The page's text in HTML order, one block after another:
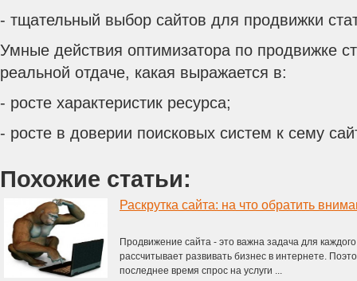
- тщательный выбор сайтов для продвижки
Умные действия оптимизатора по продвижке
реальной отдаче, какая выражается в:
- росте характеристик ресурса;
- росте в доверии поисковых систем к сему
Похожие статьи:
Раскрутка сайта: на что обратить
Продвижение сайта - это важна задача для
рассчитывает развивать бизнес в интернете.
последнее время спрос на услуги ...